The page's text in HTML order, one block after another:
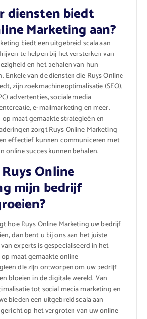
diensten biedt
Marketing aan?
biedt een uitgebreid scala aan
te helpen bij het versterken van
en het behalen van hun
Enkele van de diensten die Ruys Online
zijn zoekmachineoptimalisatie (SEO),
advertenties, sociale media
e-mailmarketing en meer.
maat gemaakte strategieën en
zorgt Ruys Online Marketing
effectief kunnen communiceren met
online succes kunnen behalen.
Online
mijn bedrijf
hoe Ruys Online Marketing uw bedrijf
dan bent u bij ons aan het juiste
experts is gespecialiseerd in het
maat gemaakte online
die zijn ontworpen om uw bedrijf
bloeien in de digitale wereld. Van
tot social media marketing en
bieden een uitgebreid scala aan
op het vergroten van uw online